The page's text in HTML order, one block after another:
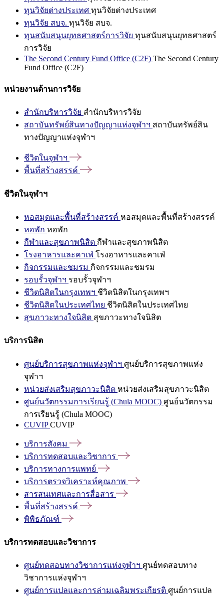
ทุนวิจัยต่างประเทศ ทุนวิจัยต่างประเทศ
ทุนวิจัย สบจ. ทุนวิจัย สบจ.
ทุนสนับสนุนยุทธศาสตร์การวิจัย ทุนสนับสนุนยุทธศาสตร์
การวิจัย
The Second Century Fund Office (C2F) The Second Century
Fund Office (C2F)
หน่วยงานด้านการวิจัย
สำนักบริหารวิจัย สำนักบริหารวิจัย
สถาบันทรัพย์สินทางปัญญาแห่งจุฬาฯ สถาบันทรัพย์สิน
ทางปัญญาแห่งจุฬาฯ
ชีวิตในจุฬาฯ
พื้นที่สร้างสรรค์
ชีวิตในจุฬาฯ
หอสมุดและพื้นที่สร้างสรรค์ หอสมุดและพื้นที่สร้างสรรค์
หอพัก หอพัก
กีฬาและสุขภาพนิสิต กีฬาและสุขภาพนิสิต
โรงอาหารและคาเฟ่ โรงอาหารและคาเฟ่
กิจกรรมและชมรม กิจกรรมและชมรม
รอบรั้วจุฬาฯ รอบรั้วจุฬาฯ
ชีวิตนิสิตในกรุงเทพฯ ชีวิตนิสิตในกรุงเทพฯ
ชีวิตนิสิตในประเทศไทย ชีวิตนิสิตในประเทศไทย
สุขภาวะทางใจนิสิต สุขภาวะทางใจนิสิต
บริการนิสิต
ศูนย์บริการสุขภาพแห่งจุฬาฯ ศูนย์บริการสุขภาพแห่ง
จุฬาฯ
หน่วยส่งเสริมสุขภาวะนิสิต หน่วยส่งเสริมสุขภาวะนิสิต
ศูนย์นวัตกรรมการเรียนรู้ (Chula MOOC) ศูนย์นวัตกรรม
การเรียนรู้ (Chula MOOC)
CUVIPCUVIP
บริการสังคม
บริการทดสอบและวิชาการ
บริการทางการแพทย์
บริการตรวจวิเคราะห์คุณภาพ
สารสนเทศและการสื่อสาร
พื้นที่สร้างสรรค์
พิพิธภัณฑ์
บริการทดสอบและวิชาการ
ศูนย์ทดสอบทางวิชาการแห่งจุฬาฯ ศูนย์ทดสอบทาง
วิชาการแห่งจุฬาฯ
ศูนย์การแปลและการล่ามเฉลิมพระเกียรติ ศูนย์การแปล